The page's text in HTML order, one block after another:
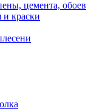
цемента, обоев
и краски